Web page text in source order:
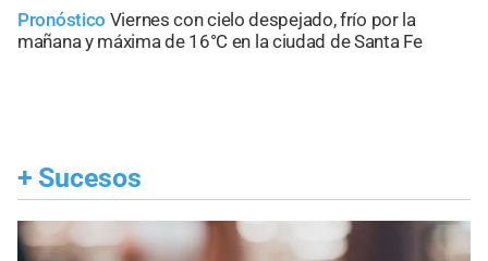
Pronóstico Viernes con cielo despejado, frío por la
mañana y máxima de 16°C en la ciudad de Santa Fe
+ Sucesos